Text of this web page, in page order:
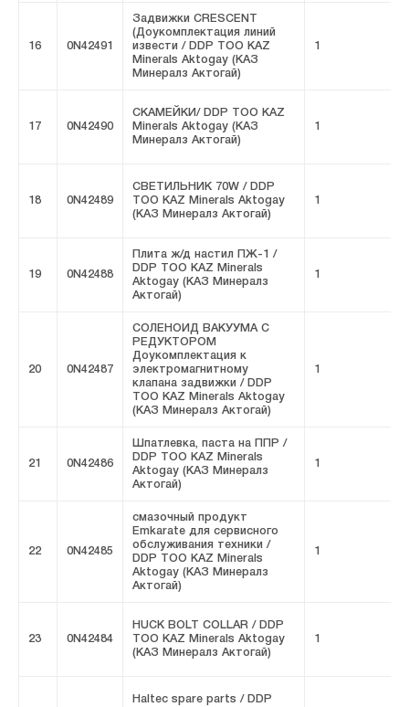
16 0N42491
Задвижки CRESCENT
(Доукомплектация линий
извести / DDP ТОО KAZ
Minerals Aktogay (КАЗ
Минералз Актогай)
1
17 0N42490
СКАМЕЙКИ/ DDP ТОО KAZ
Minerals Aktogay (КАЗ
Минералз Актогай)
1
18 0N42489
СВЕТИЛЬНИК 70W / DDP
ТОО KAZ Minerals Aktogay
(КАЗ Минералз Актогай)
1
19 0N42488
Плита ж/д настил ПЖ-1 /
DDP ТОО KAZ Minerals
Aktogay (КАЗ Минералз
Актогай)
1
20 0N42487
СОЛЕНОИД ВАКУУМА С
РЕДУКТОРОМ
Доукомплектация к
электромагнитному
клапана задвижки / DDP
ТОО KAZ Minerals Aktogay
(КАЗ Минералз Актогай)
1
21 0N42486
Шпатлевка, паста на ППР /
DDP ТОО KAZ Minerals
Aktogay (КАЗ Минералз
Актогай)
1
22 0N42485
смазочный продукт
Emkarate для сервисного
обслуживания техники /
DDP ТОО KAZ Minerals
Aktogay (КАЗ Минералз
Актогай)
1
23 0N42484
HUCK BOLT COLLAR / DDP
ТОО KAZ Minerals Aktogay
(КАЗ Минералз Актогай)
1
Haltec spare parts / DDP